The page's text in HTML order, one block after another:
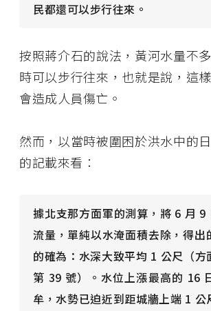
民都還可以步行往來。
按照蔣介石的說法，黃河水量不
時可以步行往來，也就是說，這
會造成人員傷亡。
然而，以當時被圍困於洪水中的
的記載來看：
據北支那方面軍的測算，將 6 月 9
流量，單純以水淹面積去除，得出
的確為：水深大致平均 1 公尺（方
第 39 號）。水位上漲最高的 16
牟，水勢已迫近到距城牆上端 1 公